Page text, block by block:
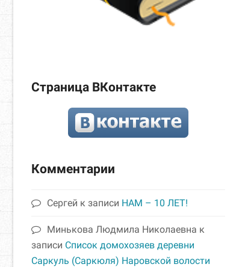
Страница ВКонтакте
Комментарии
Сергей к записи НАМ – 10 ЛЕТ!
Минькова Людмила Николаевна к
записи Список домохозяев деревни
Саркуль (Саркюля) Наровской волости